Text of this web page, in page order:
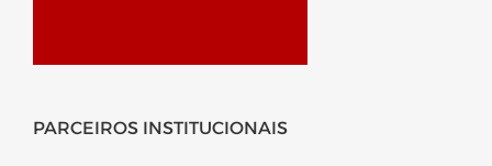
PARCEIROS INSTITUCIONAIS